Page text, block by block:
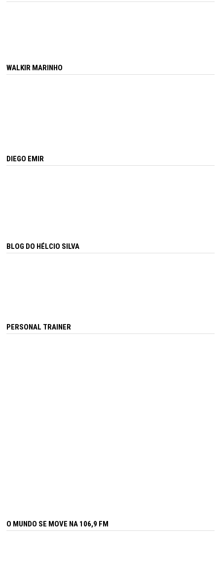
WALKIR MARINHO
DIEGO EMIR
BLOG DO HÉLCIO SILVA
PERSONAL TRAINER
O MUNDO SE MOVE NA 106,9 FM